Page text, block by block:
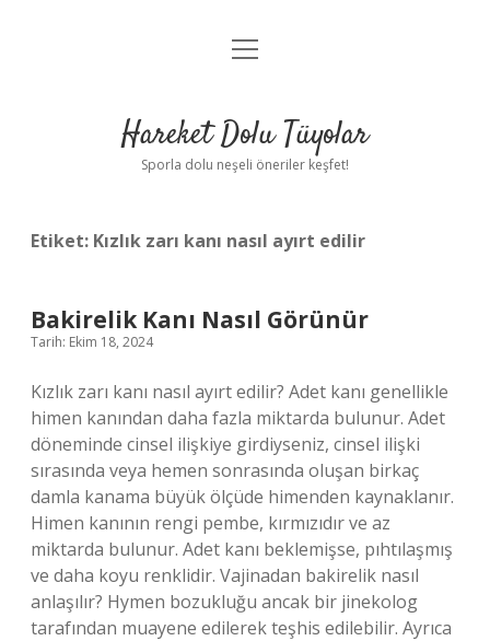
Anasayfa
Yasal Uyarı
menüyü
Hareket Dolu Tüyolar
Sporla dolu neşeli öneriler keşfet!
Etiket: Kızlık zarı kanı nasıl ayırt edilir
Bakirelik Kanı Nasıl Görünür
Tarih: Ekim 18, 2024
Kızlık zarı kanı nasıl ayırt edilir? Adet kanı genellikle
himen kanından daha fazla miktarda bulunur. Adet
döneminde cinsel ilişkiye girdiyseniz, cinsel ilişki
sırasında veya hemen sonrasında oluşan birkaç
damla kanama büyük ölçüde himenden kaynaklanır.
Himen kanının rengi pembe, kırmızıdır ve az
miktarda bulunur. Adet kanı beklemişse, pıhtılaşmış
ve daha koyu renklidir. Vajinadan bakirelik nasıl
anlaşılır? Hymen bozukluğu ancak bir jinekolog
tarafından muayene edilerek teşhis edilebilir. Ayrıca